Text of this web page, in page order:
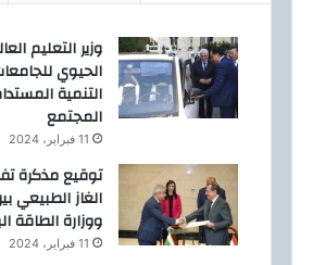
وزير التعليم
الحيوي
التنمية
المجتمع
11 فبراير، 2024
توقيع مذكرة
الغاز الطبيعي
ووزارة الطاقة
11 فبراير، 2024